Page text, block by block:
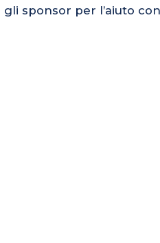
gli sponsor per l’aiuto